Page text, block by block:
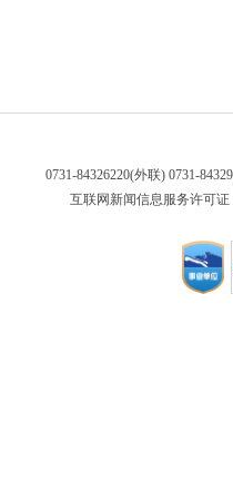
0731-84326220(外联) 0731-
互联网新闻信息服务许可证